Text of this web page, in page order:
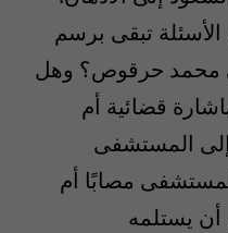
تبقى برسم
محمد حرقوص؟ وهل
قضائية أم
المستشفى
مصابًا أم
أن يستلمه